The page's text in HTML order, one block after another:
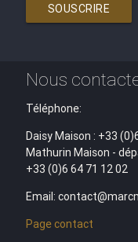
SOUSCRIRE
Nous
Téléphone:
Daisy Maison : +33
Mathurin Maison -
+33 (0)6 64 71 12 02
Email:
Page contact